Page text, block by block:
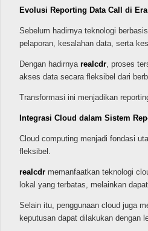
Evolusi Reporting Data Call di
Sebelum hadirnya teknologi
pelaporan, kesalahan data, serta
Dengan hadirnya realcdr, proses
akses data secara fleksibel dari
Transformasi ini menjadikan
Integrasi Cloud dalam Sistem
Cloud computing menjadi fondasi
fleksibel.
realcdr memanfaatkan teknologi
lokal yang terbatas, melainkan
Selain itu, penggunaan cloud juga
keputusan dapat dilakukan dengan